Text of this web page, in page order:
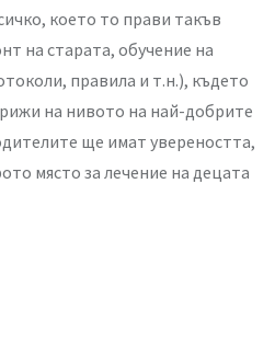
което то прави такъв
на старата, обучение на
правила и т.н.), където
на нивото на най-добрите
ще имат увереността,
място за лечение на децата